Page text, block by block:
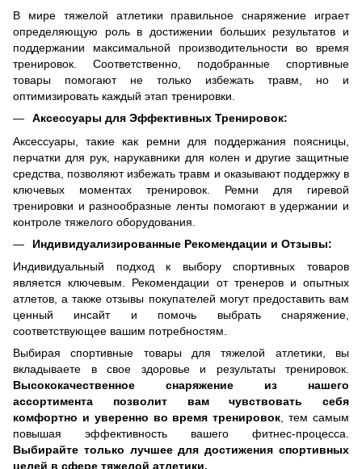
В мире тяжелой атлетики правильное снаряжение играет
определяющую роль в достижении больших результатов и
поддержании максимальной производительности во время
тренировок.
Соответственно, подобранные спортивные
товары помогают не только избежать травм, но и
оптимизировать каждый этап тренировки.
Аксессуары для Эффективных Тренировок:
Аксессуары, такие как ремни для поддержания поясницы,
перчатки для рук, нарукавники для колен и другие защитные
средства, позволяют избежать травм и оказывают поддержку в
ключевых моментах тренировок.
Ремни для гиревой
тренировки и разнообразные ленты помогают в удержании и
контроле тяжелого оборудования.
Индивидуализированные Рекомендации и Отзывы:
Индивидуальный подход к выбору спортивных товаров
является ключевым.
Рекомендации от тренеров и опытных
атлетов, а также отзывы покупателей могут предоставить вам
ценный инсайт и помочь выбрать снаряжение,
соответствующее вашим потребностям.
Выбирая спортивные товары для тяжелой атлетики, вы
вкладываете в свое здоровье и результаты тренировок.
Высококачественное снаряжение из нашего
ассортимента позволит вам чувствовать себя
комфортно и уверенно во время тренировок , тем самым
повышая эффективность вашего фитнес-процесса.
Выбирайте только лучшее для достижения спортивных
целей в сфере тяжелой атлетики.